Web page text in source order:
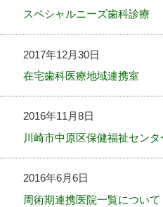
スペシャルニーズ歯科診療
2017年12月30日
在宅歯科医療地域連携室
2016年11月8日
川崎市中原区保健福祉セン
2016年6月6日
周術期連携医院一覧について